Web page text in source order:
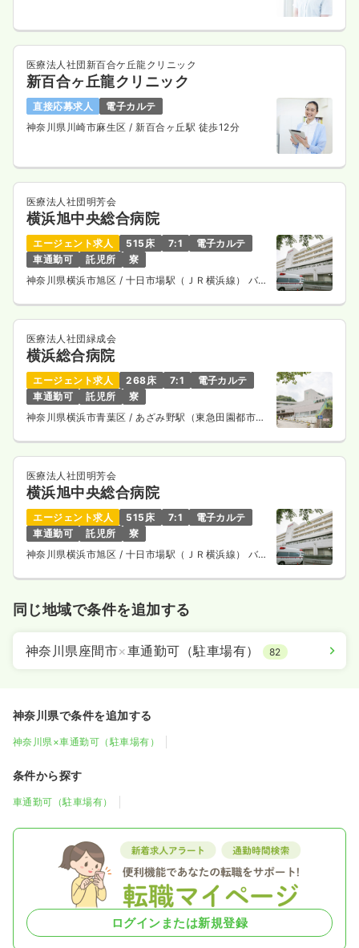
医療法人社団新百合ケ丘龍クリニック
新百合ヶ丘龍クリニック
直接応募求人
電子カルテ
神奈川県川崎市麻生区 / 新百合ヶ丘駅 徒歩12分
医療法人社団明芳会
横浜旭中央総合病院
エージェント求人 515床 7:1
電子カルテ
車通勤可
託児所
寮
神奈川県横浜市旭区 / 十日市場駅（ＪＲ横浜線） バス
医療法人社団緑成会
横浜総合病院
エージェント求人 268床 7:1
電子カルテ
車通勤可
託児所
寮
神奈川県横浜市青葉区/ あざみ野駅（東急田園都市
医療法人社団明芳会
横浜旭中央総合病院
エージェント求人 515床 7:1
電子カルテ
車通勤可
託児所
寮
神奈川県横浜市旭区 / 十日市場駅（ＪＲ横浜線） バス
同じ地域で条件を追加する
神奈川県座間市×車通勤可（駐車場有） 82
神奈川県で条件を追加する
神奈川県×車通勤可（駐車場有）
条件から探す
車通勤可（駐車場有）
ログインまたは新規登録